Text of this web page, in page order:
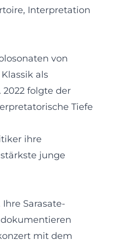
Interpretation
von
als
folgte der
Tiefe
ihre
junge
Sarasate-
mit dem